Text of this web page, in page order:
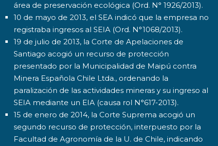
área de preservación ecológica (Ord. N° 1926/2013).
10 de mayo de 2013, el SEA indicó que la empresa no
registraba ingresos al SEIA (Ord. N°1068/2013).
19 de julio de 2013, la Corte de Apelaciones de
Santiago acogió un recurso de protección
presentado por la Municipalidad de Maipú contra
Minera Española Chile Ltda., ordenando la
paralización de las actividades mineras y su ingreso al
SEIA mediante un EIA (causa rol N°617-2013).
15 de enero de 2014, la Corte Suprema acogió un
segundo recurso de protección, interpuesto por la
Facultad de Agronomía de la U. de Chile, indicando